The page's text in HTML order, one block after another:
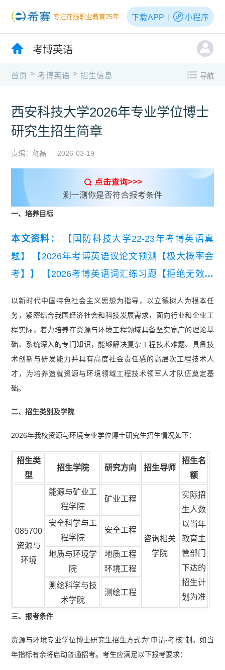
专注在线职业教育25年 下载APP 小程序
考博英语
首页 > 考博英语 > 招生信息 导航
西安科技大学2026年专业学位博士
研究生招生简章
责编：蒋磊 2026-03-19
一、培养目标
本文资料：
【国防科技大学22-23年考博英语真
题】
【2026年考博英语议论文预测【极大概率会
考】】
【2026考博英语词汇练习题【拒绝无效背
以新时代中国特色社会主义思想为指导，以立德树人为根本任
务，紧密结合我国经济社会和科技发展需求，面向行业和企业工
程实际，着力培养在资源与环境工程领域具备坚实宽广的理论基
础、系统深入的专门知识，能够解决复杂工程技术难题、具备技
术创新与研发能力并具有高度社会责任感的高层次工程技术人
才，为培养造就资源与环境领域工程技术领军人才队伍奠定基
础。
二、招生类别及学院
2026年我校资源与环境专业学位博士研究生招生情况如下：
招生类
型
招生学院 研究方向 招生导师
招生名
额
085700
资源与
环境
能源与矿业工
程学院
矿业工程
咨询相关
学院
实际招
生人数
以当年
教育主
管部门
下达的
招生计
划为准
安全科学与工
程学院
安全工程
地质与环境学
院
地质工程
环境工程
测绘科学与技
术学院
测绘工程
三、报考条件
资源与环境专业学位博士研究生招生方式为“申请-考核”制。如当
年指标有余将启动普通招考。考生应满足以下报考要求：